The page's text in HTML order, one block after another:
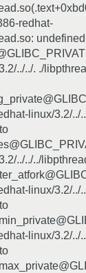
redhat-
../../. ./
linux/3.2/../
../../../
linux/3.2/../
linux/3.2/../